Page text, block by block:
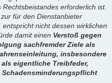
erforderlich ist.
für den Dienstanbieter
, entspricht nicht dessen wirklichen
damit einen Verstoß gegen
sachfremder Ziele als
insbesondere
eigentliche Treibfeder,